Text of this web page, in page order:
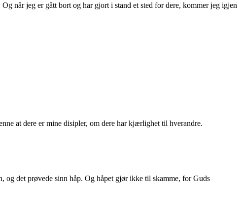
når jeg er gått bort og har gjort i stand et sted for dere, kommer jeg igjen
at dere er mine disipler, om dere har kjærlighet til hverandre.
og det prøvede sinn håp. Og håpet gjør ikke til skamme, for Guds